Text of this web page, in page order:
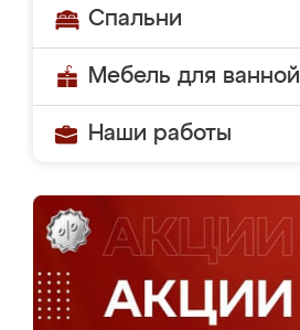
Спальни
Мебель для ванной
Наши работы